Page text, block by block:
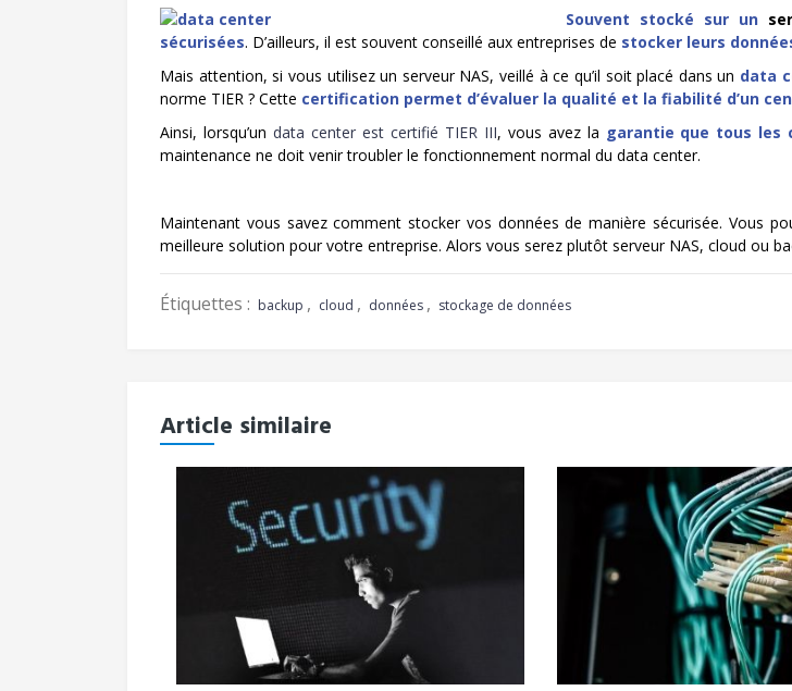
Souvent stocké sur un
sécurisées. D’ailleurs, il est souvent conseillé aux entreprises de stocker leurs
Mais attention, si vous utilisez un serveur NAS, veillé à ce qu’il soit placé dans un data
norme TIER ? Cette certification permet d’évaluer la qualité et la fiabilité d’un
Ainsi, lorsqu’un data center est certifié TIER III, vous avez la garantie que tous les
maintenance ne doit venir troubler le fonctionnement normal du data center.
Maintenant vous savez comment stocker vos données de manière sécurisée. Vous
meilleure solution pour votre entreprise. Alors vous serez plutôt serveur NAS, cloud ou
Étiquettes : backup , cloud , données , stockage de données
Article similaire